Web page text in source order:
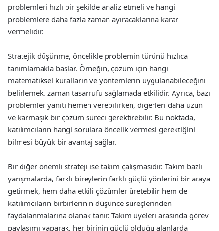
problemleri hızlı bir şekilde analiz etmeli ve hangi
problemlere daha fazla zaman ayıracaklarına karar
vermelidir.
Stratejik düşünme, öncelikle problemin türünü hızlıca
tanımlamakla başlar. Örneğin, çözüm için hangi
matematiksel kuralların ve yöntemlerin uygulanabileceğini
belirlemek, zaman tasarrufu sağlamada etkilidir. Ayrıca, bazı
problemler yanıtı hemen verebilirken, diğerleri daha uzun
ve karmaşık bir çözüm süreci gerektirebilir. Bu noktada,
katılımcıların hangi sorulara öncelik vermesi gerektiğini
bilmesi büyük bir avantaj sağlar.
Bir diğer önemli strateji ise takım çalışmasıdır. Takım bazlı
yarışmalarda, farklı bireylerin farklı güçlü yönlerini bir araya
getirmek, hem daha etkili çözümler üretebilir hem de
katılımcıların birbirlerinin düşünce süreçlerinden
faydalanmalarına olanak tanır. Takım üyeleri arasında görev
paylaşımı yaparak, her birinin güçlü olduğu alanlarda